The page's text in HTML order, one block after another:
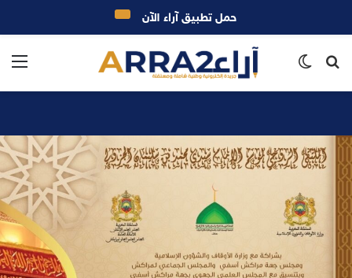
بحث
حمل تطبيق آراء الآن